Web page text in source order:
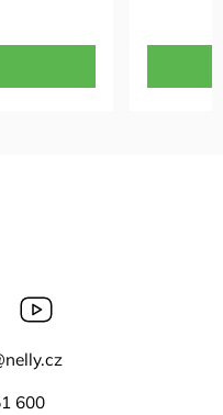
Instagram
nelly.cz
600